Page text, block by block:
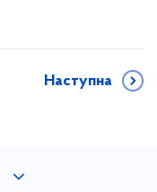
Наступна